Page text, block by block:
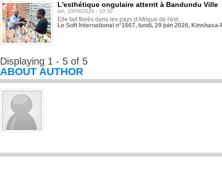
L'esthétique ongulaire atterrit à Bandundu Ville
lun, 29/06/2026 - 10:30
Elle fait florès dans les pays d'Afrique de l'est...
Le Soft International n°1667, lundi, 29 juin 2026,
Displaying 1 - 5 of 5
ABOUT AUTHOR